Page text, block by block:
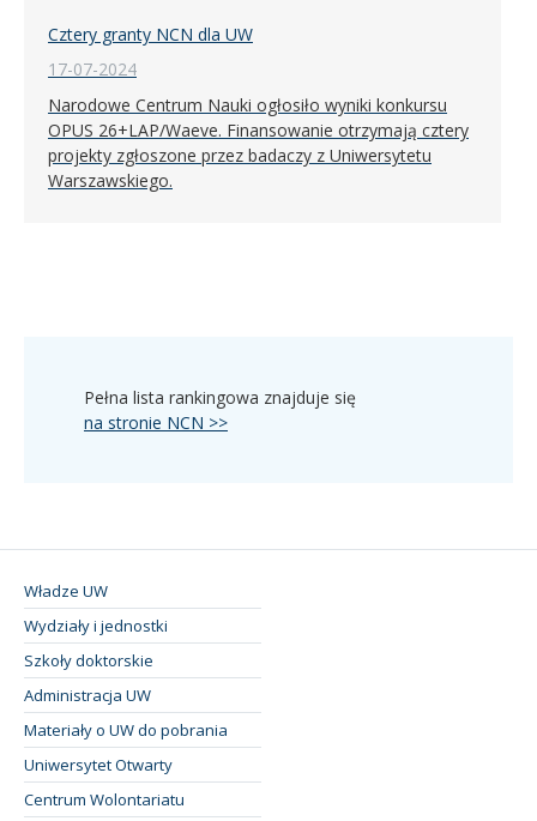
Cztery granty NCN dla UW
17-07-2024
Narodowe Centrum Nauki ogłosiło wyniki konkursu
OPUS 26+LAP/Waeve. Finansowanie otrzymają cztery
projekty zgłoszone przez badaczy z Uniwersytetu
Warszawskiego.
Pełna lista rankingowa znajduje się
na stronie NCN >>
Władze UW
Wydziały i jednostki
Szkoły doktorskie
Administracja UW
Materiały o UW do pobrania
Uniwersytet Otwarty
Centrum Wolontariatu